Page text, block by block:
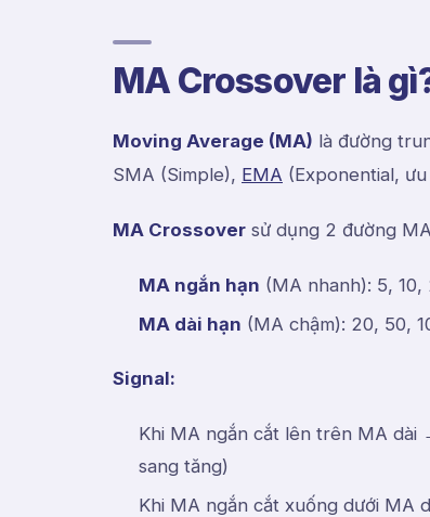
MA Crossover là
Moving Average (MA) là đường
SMA (Simple), EMA (Exponential,
MA Crossover sử dụng 2 đường
MA ngắn hạn (MA nhanh): 5,
MA dài hạn (MA chậm): 20, 50,
Signal:
Khi MA ngắn cắt lên trên MA dài
sang tăng)
Khi MA ngắn cắt xuống dưới MA